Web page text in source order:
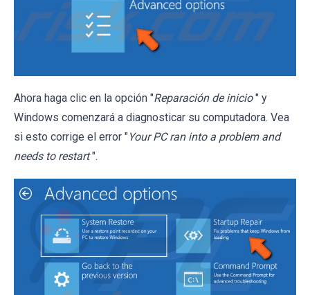
Ahora haga clic en la opción "Reparación de inicio " y
Windows comenzará a diagnosticar su computadora. Vea
si esto corrige el error "Your PC ran into a problem and
needs to restart ".